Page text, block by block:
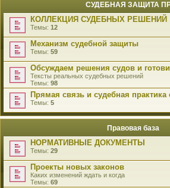
СУДЕБНАЯ ЗАЩИТА
КОЛЛЕКЦИЯ СУДЕБНЫХ РЕШЕНИЙ
Темы: 12
Механизм судебной защиты
Темы: 59
Обсуждаем решения судов и
Тексты реальных судебных решений
Темы: 98
Прямая связь и судебная
Темы: 5
Правовая база
НОРМАТИВНЫЕ ДОКУМЕНТЫ
Темы: 29
Проекты новых законов
Каких изменений ждать и когда
Темы: 69